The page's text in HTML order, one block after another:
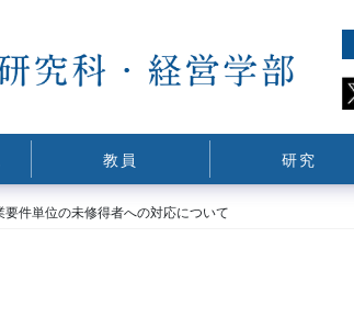
教員 研究
件単位の未修得者への対応について